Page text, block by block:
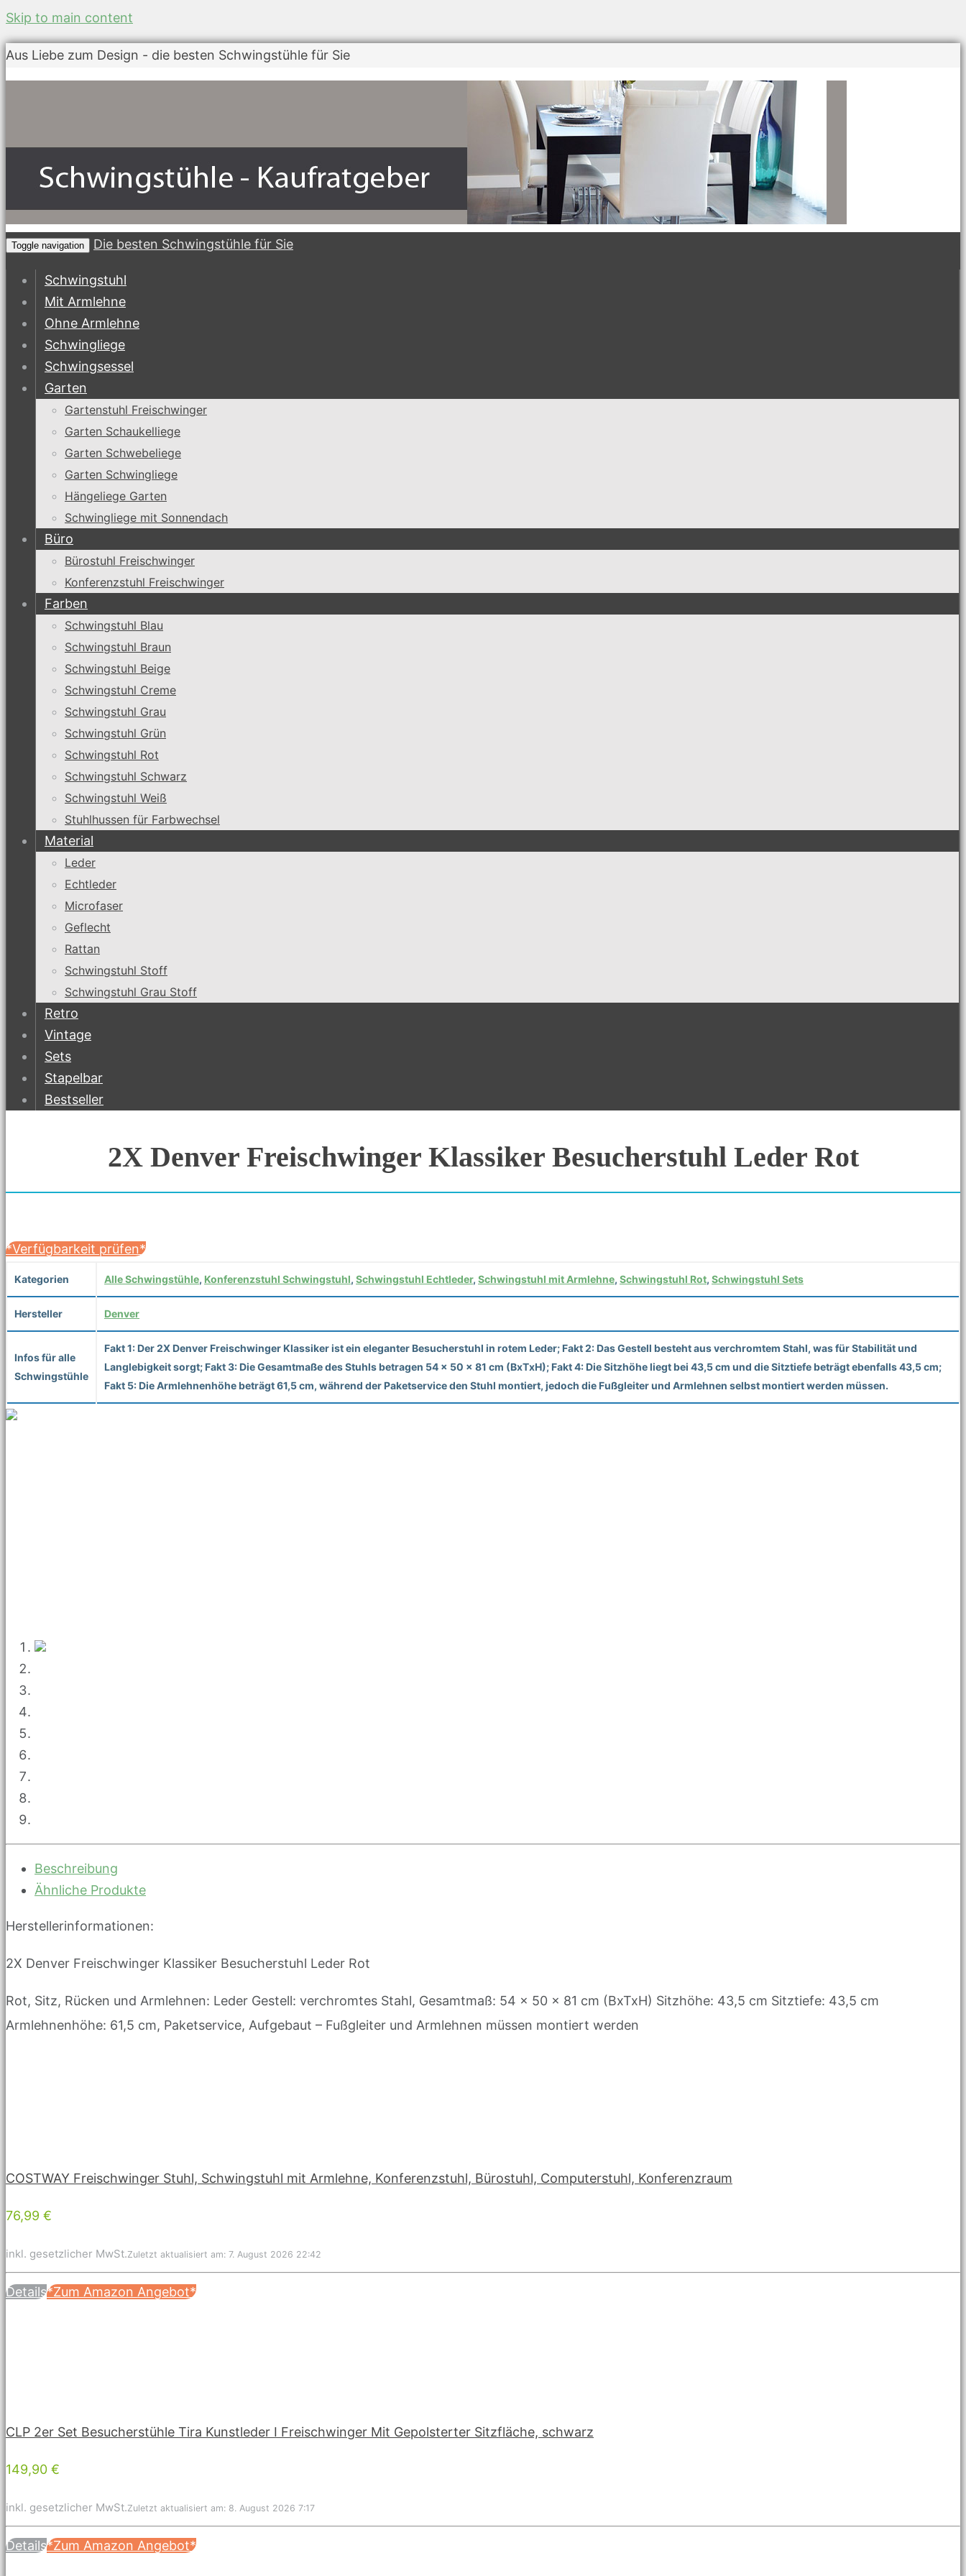
Skip to main content
Aus Liebe zum Design - die besten Schwingstühle für Sie
Toggle navigation Die besten Schwingstühle für Sie
Schwingstuhl
Mit Armlehne
Ohne Armlehne
Schwingliege
Schwingsessel
Garten
Gartenstuhl Freischwinger
Garten Schaukelliege
Garten Schwebeliege
Garten Schwingliege
Hängeliege Garten
Schwingliege mit Sonnendach
Büro
Bürostuhl Freischwinger
Konferenzstuhl Freischwinger
Farben
Schwingstuhl Blau
Schwingstuhl Braun
Schwingstuhl Beige
Schwingstuhl Creme
Schwingstuhl Grau
Schwingstuhl Grün
Schwingstuhl Rot
Schwingstuhl Schwarz
Schwingstuhl Weiß
Stuhlhussen für Farbwechsel
Material
Leder
Echtleder
Microfaser
Geflecht
Rattan
Schwingstuhl Stoff
Schwingstuhl Grau Stoff
Retro
Vintage
Sets
Stapelbar
Bestseller
2X Denver Freischwinger Klassiker Besucherstuhl Leder Rot
*Verfügbarkeit prüfen*
Kategorien Alle Schwingstühle, Konferenzstuhl Schwingstuhl, Schwingstuhl Echtleder, Schwingstuhl mit Armlehne, Schwingstuhl Rot, Schwingstuhl Sets
Hersteller Denver
Infos für alle
Schwingstühle
Fakt 1: Der 2X Denver Freischwinger Klassiker ist ein eleganter Besucherstuhl in rotem Leder; Fakt 2: Das Gestell besteht aus verchromtem Stahl, was für Stabilität und
Langlebigkeit sorgt; Fakt 3: Die Gesamtmaße des Stuhls betragen 54 x 50 x 81 cm (BxTxH); Fakt 4: Die Sitzhöhe liegt bei 43,5 cm und die Sitztiefe beträgt ebenfalls 43,5 cm;
Fakt 5: Die Armlehnenhöhe beträgt 61,5 cm, während der Paketservice den Stuhl montiert, jedoch die Fußgleiter und Armlehnen selbst montiert werden müssen.
Beschreibung
Ähnliche Produkte
Herstellerinformationen:
2X Denver Freischwinger Klassiker Besucherstuhl Leder Rot
Rot, Sitz, Rücken und Armlehnen: Leder Gestell: verchromtes Stahl, Gesamtmaß: 54 x 50 x 81 cm (BxTxH) Sitzhöhe: 43,5 cm Sitztiefe: 43,5 cm
Armlehnenhöhe: 61,5 cm, Paketservice, Aufgebaut – Fußgleiter und Armlehnen müssen montiert werden
COSTWAY Freischwinger Stuhl, Schwingstuhl mit Armlehne, Konferenzstuhl, Bürostuhl, Computerstuhl, Konferenzraum
76,99 €
inkl. gesetzlicher MwSt.Zuletzt aktualisiert am: 7. August 2026 22:42
Details*Zum Amazon Angebot*
CLP 2er Set Besucherstühle Tira Kunstleder I Freischwinger Mit Gepolsterter Sitzfläche, schwarz
149,90 €
inkl. gesetzlicher MwSt.Zuletzt aktualisiert am: 8. August 2026 7:17
Details*Zum Amazon Angebot*